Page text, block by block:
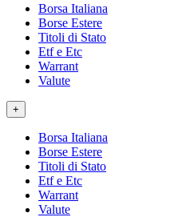
Borsa Italiana
Borse Estere
Titoli di Stato
Etf e Etc
Warrant
Valute
+
Borsa Italiana
Borse Estere
Titoli di Stato
Etf e Etc
Warrant
Valute